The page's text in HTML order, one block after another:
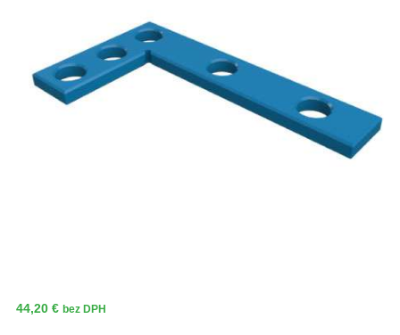
44,20 € bez DPH